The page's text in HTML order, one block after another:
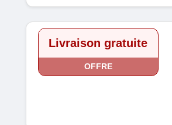
Livraison gratuite
OFFRE